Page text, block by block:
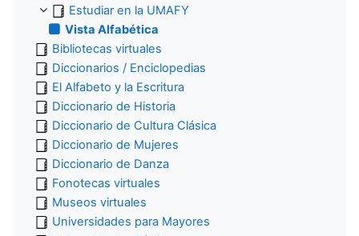
Estudiar en la UMAFY
Vista Alfabética
Bibliotecas virtuales
Diccionarios / Enciclopedias
El Alfabeto y la Escritura
Diccionario de Historia
Diccionario de Cultura Clásica
Diccionario de Mujeres
Diccionario de Danza
Fonotecas virtuales
Museos virtuales
Universidades para Mayores